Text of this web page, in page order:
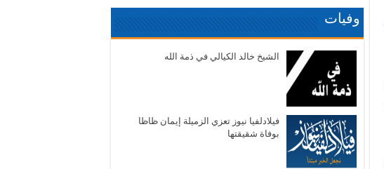
وفيات
الشيخ خالد الكيالي في ذمة الله
فيلادلفيا نيوز تعزي الزميلة إيمان ظاظا
بوفاة شقيقتها